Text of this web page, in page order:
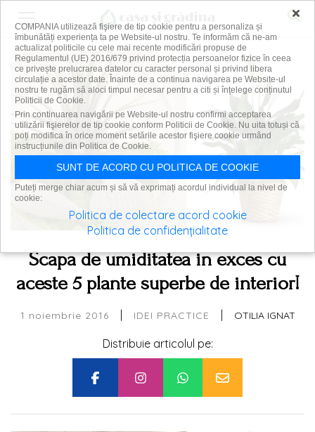
Scapa de umiditatea in exces cu
aceste 5 plante superbe de interior!
1 noiembrie 2016 IDEI PRACTICE OTILIA IGNAT
Distribuie articolul pe:
×
COMPANIA utilizează fişiere de tip cookie pentru a personaliza și
îmbunătăți experiența ta pe Website-ul nostru. Te informăm că ne-am
actualizat politicile cu cele mai recente modificări propuse de
Regulamentul (UE) 2016/679 privind protecția persoanelor fizice în ceea
ce privește prelucrarea datelor cu caracter personal și privind libera
circulație a acestor date. Înainte de a continua navigarea pe Website-ul
nostru te rugăm să aloci timpul necesar pentru a citi și înțelege conținutul
Politicii de Cookie.
Prin continuarea navigării pe Website-ul nostru confirmi acceptarea
utilizării fişierelor de tip cookie conform Politicii de Cookie. Nu uita totuși că
poți modifica în orice moment setările acestor fişiere cookie urmând
instrucțiunile din Politica de Cookie.
SUNT DE ACORD CU POLITICA DE COOKIE
Puteți merge chiar acum și să vă exprimați acordul individual la nivel de
cookie:
Politica de colectare acord cookie
Politica de confidențialitate